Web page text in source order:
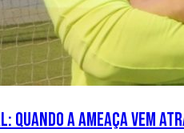
quando a ameaça vem